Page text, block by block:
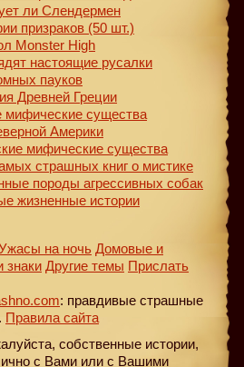
ли Слендермен
призраков (50 шт.)
Monster High
настоящие русалки
пауков
Древней Греции
мифические существа
Америки
мифические существа
страшных книг о мистике
породы агрессивных собак
жизненные истории
на ночь Домовые и
знаки Другие темы Прислать
: правдивые страшные
Правила сайта
собственные истории,
с Вами или с Вашими